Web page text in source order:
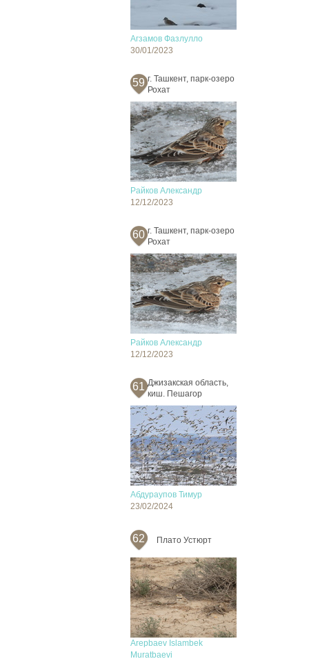
Агзамов Фазлулло
30/01/2023
59 г. Ташкент, парк-озеро
Рохат
Райков Александр
12/12/2023
60 г. Ташкент, парк-озеро
Рохат
Райков Александр
12/12/2023
61 Джизакская область,
киш. Пешагор
Абдураупов Тимур
23/02/2024
62 Плато Устюрт
Arepbaev Islambek
Muratbaevi